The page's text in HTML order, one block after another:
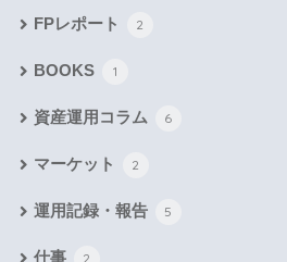
FPレポート 2
BOOKS 1
資産運用コラム 6
マーケット 2
運用記録・報告 5
仕事 2